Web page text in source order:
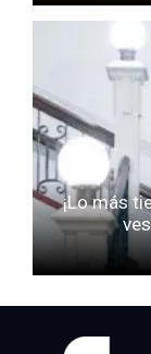
¡Lo más